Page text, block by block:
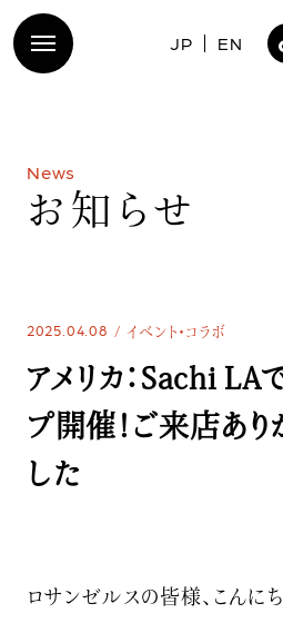
JP EN
News
お 知 ら せ
2025.04.08 イベント・コラボ
アメリカ：Sachi LA
プ開催！ご来店あり
した
ロサンゼルスの皆様、こんに